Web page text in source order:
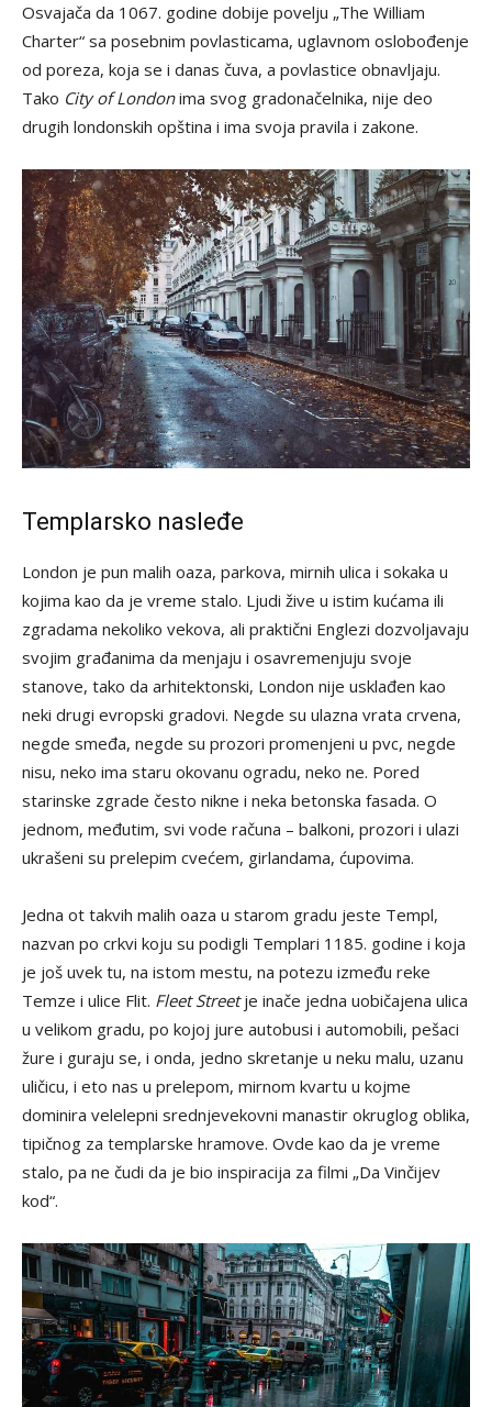
Osvajača da 1067. godine dobije povelju „The William
Charter“ sa posebnim povlasticama, uglavnom oslobođenje
od poreza, koja se i danas čuva, a povlastice obnavljaju.
Tako City of Londonima svog gradonačelnika, nije deo
drugih londonskih opština i ima svoja pravila i zakone.
Templarsko nasleđe
London je pun malih oaza, parkova, mirnih ulica i sokaka u
kojima kao da je vreme stalo. Ljudi žive u istim kućama ili
zgradama nekoliko vekova, ali praktični Englezi dozvoljavaju
svojim građanima da menjaju i osavremenjuju svoje
stanove, tako da arhitektonski, London nije usklađen kao
neki drugi evropski gradovi. Negde su ulazna vrata crvena,
negde smeđa, negde su prozori promenjeni u pvc, negde
nisu, neko ima staru okovanu ogradu, neko ne. Pored
starinske zgrade često nikne i neka betonska fasada. O
jednom, međutim, svi vode računa – balkoni, prozori i ulazi
ukrašeni su prelepim cvećem, girlandama, ćupovima.
Jedna ot takvih malih oaza u starom gradu jeste Templ,
nazvan po crkvi koju su podigli Templari 1185. godine i koja
je još uvek tu, na istom mestu, na potezu između reke
Temze i ulice Flit. Fleet Streetje inače jedna uobičajena ulica
u velikom gradu, po kojoj jure autobusi i automobili, pešaci
žure i guraju se, i onda, jedno skretanje u neku malu, uzanu
uličicu, i eto nas u prelepom, mirnom kvartu u kojme
dominira velelepni srednjevekovni manastir okruglog oblika,
tipičnog za templarske hramove. Ovde kao da je vreme
stalo, pa ne čudi da je bio inspiracija za filmi „Da Vinčijev
kod“.